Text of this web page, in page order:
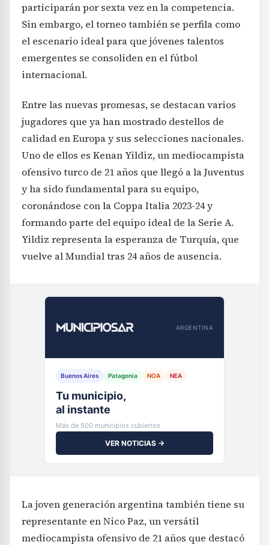
participarán por sexta vez en la competencia.
Sin embargo, el torneo también se perfila como
el escenario ideal para que jóvenes talentos
emergentes se consoliden en el fútbol
internacional.
Entre las nuevas promesas, se destacan varios
jugadores que ya han mostrado destellos de
calidad en Europa y sus selecciones nacionales.
Uno de ellos es Kenan Yildiz, un mediocampista
ofensivo turco de 21 años que llegó a la Juventus
y ha sido fundamental para su equipo,
coronándose con la Coppa Italia 2023-24 y
formando parte del equipo ideal de la Serie A.
Yildiz representa la esperanza de Turquía, que
vuelve al Mundial tras 24 años de ausencia.
ARGENTINA
Buenos Aires Patagonia NOA NEA
Tu municipio,
al instante
Más de 500 municipios cubiertos
VER NOTICIAS →
La joven generación argentina también tiene su
representante en Nico Paz, un versátil
mediocampista ofensivo de 21 años que destacó